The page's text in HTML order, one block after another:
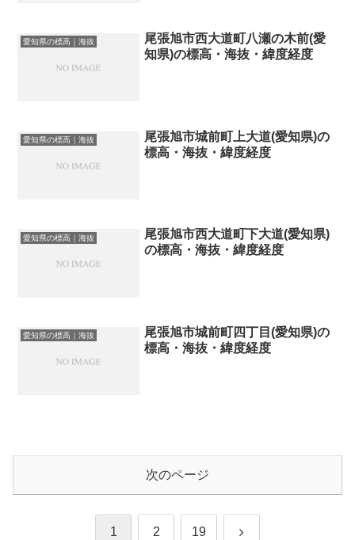
愛知県の標高｜海抜
尾張旭市西大道町八瀬の木前(愛
知県)の標高・海抜・緯度経度
愛知県の標高｜海抜
尾張旭市城前町上大道(愛知県)の
標高・海抜・緯度経度
愛知県の標高｜海抜
尾張旭市西大道町下大道(愛知県)
の標高・海抜・緯度経度
愛知県の標高｜海抜
尾張旭市城前町四丁目(愛知県)の
標高・海抜・緯度経度
次のページ
1 2 19 次